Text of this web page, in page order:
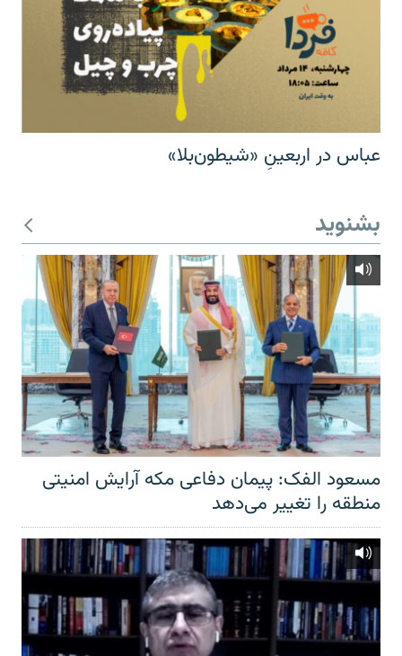
عباس در اربعینِ «شیطون‌بلا»
بشنوید
مسعود الفک: پیمان دفاعی مکه آرایش امنیتی
منطقه را تغییر می‌دهد